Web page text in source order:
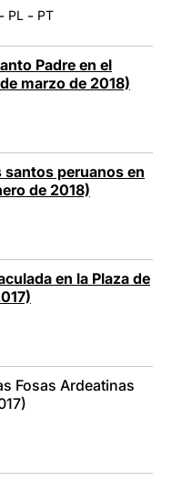
- PL - PT
Padre en el
marzo de 2018)
santos peruanos en
de 2018)
en la Plaza de
Fosas Ardeatinas